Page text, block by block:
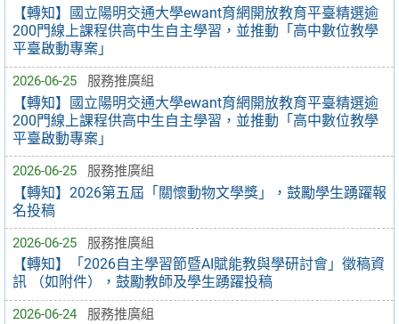
【轉知】國立陽明交通大學ewant育網開放教育平臺精選逾
200門線上課程供高中生自主學習，並推動「高中數位教學
平臺啟動專案」
2026-06-25 服務推廣組
【轉知】國立陽明交通大學ewant育網開放教育平臺精選逾
200門線上課程供高中生自主學習，並推動「高中數位教學
平臺啟動專案」
2026-06-25 服務推廣組
【轉知】2026第五屆「關懷動物文學獎」，鼓勵學生踴躍報
名投稿
2026-06-25 服務推廣組
【轉知】「2026自主學習節暨AI賦能教與學研討會」徵稿資
訊 （如附件），鼓勵教師及學生踴躍投稿
2026-06-24 服務推廣組